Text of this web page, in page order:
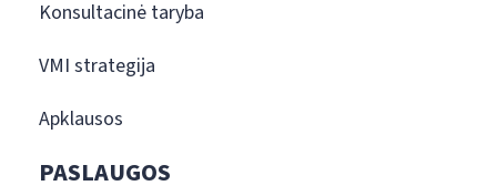
Konsultacinė taryba
VMI strategija
Apklausos
PASLAUGOS